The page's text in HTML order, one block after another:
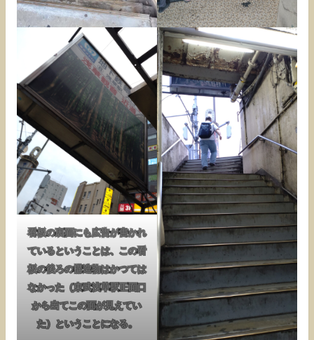
看板の裏面にも広告が書かれ
ているということは、この看
板の後ろの構造物はかつては
なかった（東武浅草駅正面口
から出てこの面が見えてい
た）ということになる。